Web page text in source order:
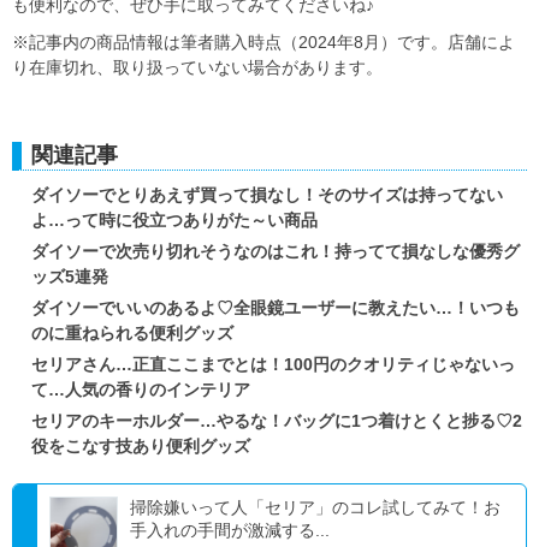
も便利なので、ぜひ手に取ってみてくださいね♪
※記事内の商品情報は筆者購入時点（2024年8月）です。店舗によ
り在庫切れ、取り扱っていない場合があります。
関連記事
ダイソーでとりあえず買って損なし！そのサイズは持ってない
よ…って時に役立つありがた～い商品
ダイソーで次売り切れそうなのはこれ！持ってて損なしな優秀グ
ッズ5連発
ダイソーでいいのあるよ♡全眼鏡ユーザーに教えたい…！いつも
のに重ねられる便利グッズ
セリアさん…正直ここまでとは！100円のクオリティじゃないっ
て…人気の香りのインテリア
セリアのキーホルダー…やるな！バッグに1つ着けとくと捗る♡2
役をこなす技あり便利グッズ
掃除嫌いって人「セリア」のコレ試してみて！お
手入れの手間が激減する...